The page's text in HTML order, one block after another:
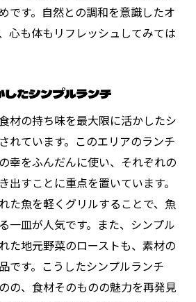
です。自然との調和を意識したオ
心も体もリフレッシュしてみては
たシンプルランチ
材の持ち味を最大限に活かしたシ
れています。このエリアのランチ
幸をふんだんに使い、それぞれの
出すことに重点を置いています。
た魚を軽くグリルすることで、魚
一皿が人気です。また、シンプル
た地元野菜のローストも、素材の
です。こうしたシンプルランチ
の、食材そのものの魅力を再発見